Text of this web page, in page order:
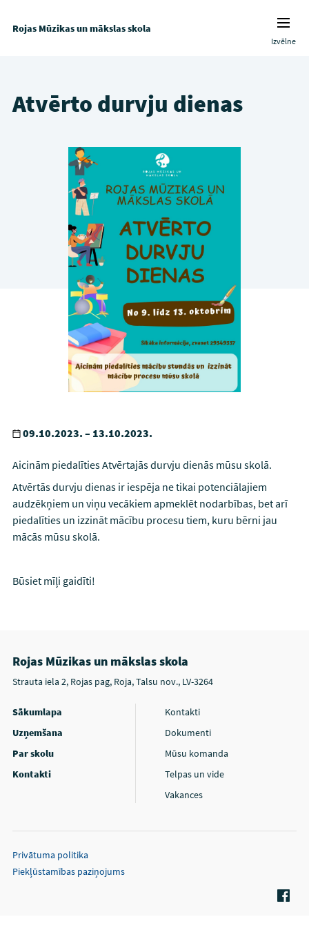
Rojas Mūzikas un mākslas skola
Izvēlne
Atvērto durvju dienas
09.10.2023. – 13.10.2023.
Aicinām piedalīties Atvērtajās durvju dienās mūsu skolā.
Atvērtās durvju dienas ir iespēja ne tikai potenciālajiem
audzēkņiem un viņu vecākiem apmeklēt nodarbības, bet arī
piedalīties un izzināt mācību procesu tiem, kuru bērni jau
mācās mūsu skolā.
Būsiet mīļi gaidīti!
Rojas Mūzikas un mākslas skola
Strauta iela 2, Rojas pag, Roja, Talsu nov., LV-3264
Sākumlapa
Uzņemšana
Par skolu
Kontakti
Kontakti
Dokumenti
Mūsu komanda
Telpas un vide
Vakances
Privātuma politika
Piekļūstamības paziņojums